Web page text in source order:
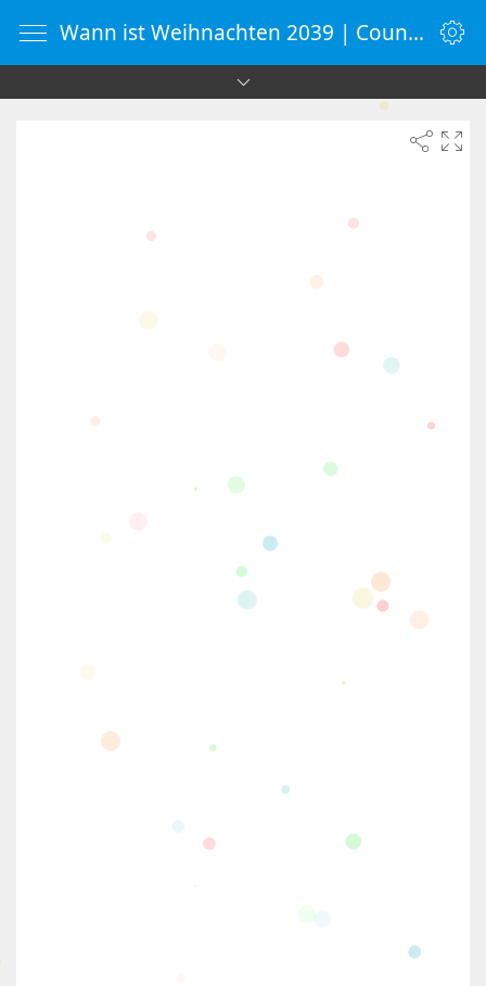
Wann ist Weihnachten 2039 | Countdown-Timer | WebUhr.de